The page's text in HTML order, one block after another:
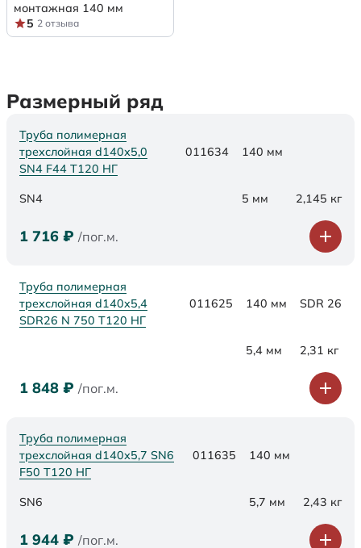
монтажная 140 мм
5 2 отзыва
Размерный ряд
Труба полимерная
трехслойная d140х5,0
SN4 F44 Т120 НГ
011634 140 мм
SN4 5 мм 2,145 кг
1 716 ₽ /пог.м.
Труба полимерная
трехслойная d140x5,4
SDR26 N 750 Т120 НГ
011625 140 мм SDR 26
5,4 мм 2,31 кг
1 848 ₽ /пог.м.
Труба полимерная
трехслойная d140х5,7 SN6
F50 Т120 НГ
011635 140 мм
SN6 5,7 мм 2,43 кг
1 944 ₽ /пог.м.